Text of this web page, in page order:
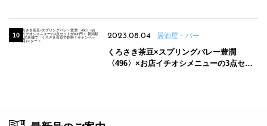
2023.08.04 居酒屋・バー
くろさき茶豆×スプリングバレー豊潤
〈496〉×お店イチオシメニューの3点セッ